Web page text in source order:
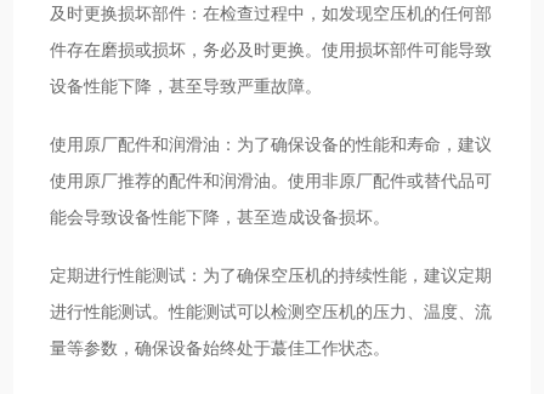
及时更换损坏部件：在检查过程中，如发现空压机的任何部
件存在磨损或损坏，务必及时更换。使用损坏部件可能导致
设备性能下降，甚至导致严重故障。
使用原厂配件和润滑油：为了确保设备的性能和寿命，建议
使用原厂推荐的配件和润滑油。使用非原厂配件或替代品可
能会导致设备性能下降，甚至造成设备损坏。
定期进行性能测试：为了确保空压机的持续性能，建议定期
进行性能测试。性能测试可以检测空压机的压力、温度、流
量等参数，确保设备始终处于蕞佳工作状态。